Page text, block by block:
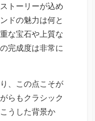
トーリーが込め
ドの魅力は何と
な宝石や上質な
完成度は非常に
、この点こそが
らもクラシック
うした背景か